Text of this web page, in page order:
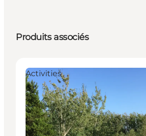
Produits associés
Activities